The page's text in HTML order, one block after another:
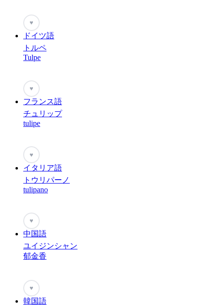
♥
ドイツ語
トルペ
Tulpe
♥
フランス語
チュリップ
tulipe
♥
イタリア語
トウリパーノ
tulipano
♥
中国語
ユイジンシャン
郁金香
♥
韓国語